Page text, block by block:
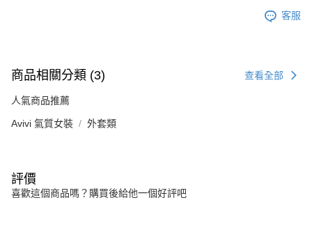
客服
商品相關分類 (3) 查看全部
人氣商品推薦
Avivi 氣質女裝 外套類
評價
喜歡這個商品嗎？購買後給他一個好評吧